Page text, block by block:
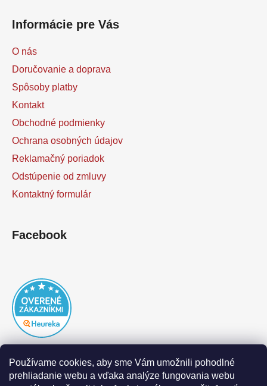
Používame cookies, aby sme Vám umožnili pohodlné
prehliadanie webu a vďaka analýze fungovania webu
Informácie pre Vás
O nás
Doručovanie a doprava
Spôsoby platby
Kontakt
Obchodné podmienky
Ochrana osobných údajov
Reklamačný poriadok
Odstúpenie od zmluvy
Kontaktný formulár
Facebook